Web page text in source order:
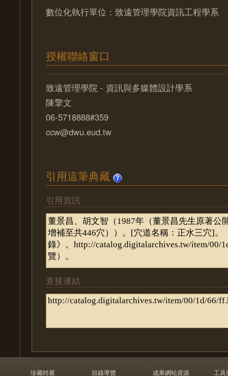
數位化執行單位：致遠管理學院資訊工程學系
授權聯絡窗口
致遠管理學院 - 資訊與多媒體設計學系
陳擎文
06-5718888#359
ccw@dwu.eud.tw
引用這筆典藏
引用資訊
直接連結
珍藏特展
目錄導覽
成果網站資源
工具